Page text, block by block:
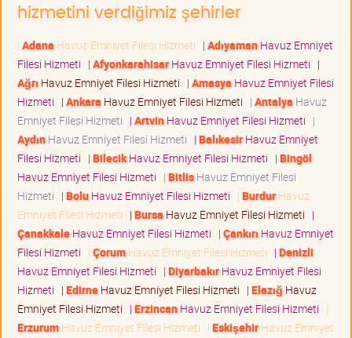
hizmetini verdiğimiz şehirler
| Adana Havuz Emniyet Filesi Hizmeti | AdıyamanHavuz Emniyet
Filesi Hizmeti | AfyonkarahisarHavuz Emniyet Filesi Hizmeti |
Ağrı Havuz Emniyet Filesi Hizmeti | Amasya Havuz Emniyet Filesi
Hizmeti | Ankara Havuz Emniyet Filesi Hizmeti | Antalya Havuz
Emniyet Filesi Hizmeti | ArtvinHavuz Emniyet Filesi Hizmeti |
AydınHavuz Emniyet Filesi Hizmeti | BalıkesirHavuz Emniyet
Filesi Hizmeti | BilecikHavuz Emniyet Filesi Hizmeti | Bingöl
Havuz Emniyet Filesi Hizmeti | BitlisHavuz Emniyet Filesi
Hizmeti | BoluHavuz Emniyet Filesi Hizmeti | BurdurHavuz
Emniyet Filesi Hizmeti | Bursa Havuz Emniyet Filesi Hizmeti |
ÇanakkaleHavuz Emniyet Filesi Hizmeti | Çankırı Havuz Emniyet
Filesi Hizmeti | ÇorumHavuz Emniyet Filesi Hizmeti | Denizli
Havuz Emniyet Filesi Hizmeti | DiyarbakırHavuz Emniyet Filesi
Hizmeti | EdirneHavuz Emniyet Filesi Hizmeti | Elazığ Havuz
Emniyet Filesi Hizmeti | ErzincanHavuz Emniyet Filesi Hizmeti |
ErzurumHavuz Emniyet Filesi Hizmeti | EskişehirHavuz Emniyet